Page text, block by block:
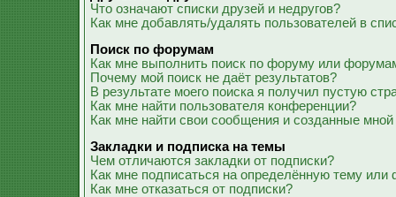
Что означают списки друзей и недругов?
Как мне добавлять/удалять пользователей в
Поиск по форумам
Как мне выполнить поиск по форуму или
Почему мой поиск не даёт результатов?
В результате моего поиска я получил пустую
Как мне найти пользователя конференции?
Как мне найти свои сообщения и созданные
Закладки и подписка на темы
Чем отличаются закладки от подписки?
Как мне подписаться на определённую тему или
Как мне отказаться от подписки?